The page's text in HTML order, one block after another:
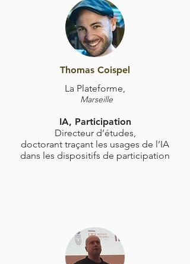
Thomas Coispel
La Plateforme,
Marseille
IA, Participation
Directeur d’études,
doctorant traçant les usages de l’IA
dans les dispositifs de participation